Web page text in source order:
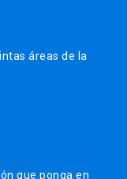
áreas de la
que ponga en